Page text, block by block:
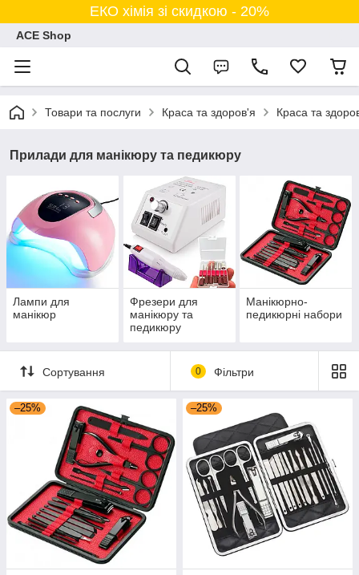
ЕКО хімія зі скидкою - 20%
ACE Shop
Товари та послуги Краса та здоров'я Краса та
Прилади для манікюру та педикюру
Лампи для
манікюр
Фрезери для
манікюру та
педикюру
Манікюрно-
педикюрні набори
Сортування 0 Фільтри
–25% –25%